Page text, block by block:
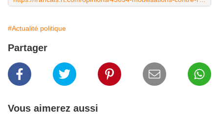
#Actualité politique
Partager
Vous aimerez aussi